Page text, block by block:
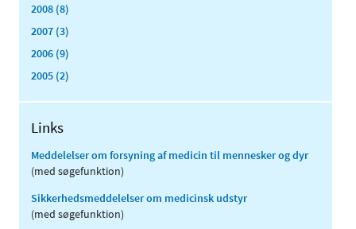
2008 (8)
2007 (3)
2006 (9)
2005 (2)
Links
Meddelelser om forsyning af medicin til mennesker og dyr
(med søgefunktion)
Sikkerhedsmeddelelser om medicinsk udstyr
(med søgefunktion)